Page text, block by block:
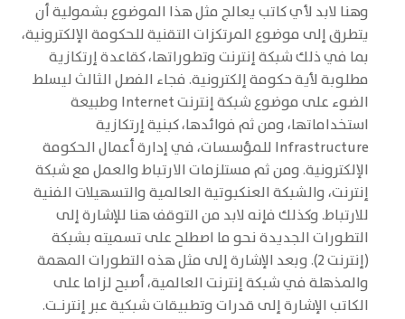
وهنا لابد لأي كاتب يعالج مثل هذا الموضوع بشمولية أن
يتطرق إلى موضوع المرتكزات التقنية للحكومة الإلكترونية،
بما في ذلك شبكة إنترنت وتطوراتها، كقاعدة إرتكازية
مطلوبة لأية حكومة إلكترونية. فجاء الفصل الثالث ليسلط
الضوء على موضوع شبكة إنترنت Internet وطبيعة
استخداماتها، ومن ثم فوائدها، كبنية إرتكازية
Infrastructure للمؤسسات، في إدارة أعمال الحكومة
الإلكترونية. ومن ثم مستلزمات الارتباط والعمل مع شبكة
إنترنت، والشبكة العنكبوتية العالمية والتسهيلات الفنية
للارتباط. وكذلك فإنه لابد من التوقف هنا للإشارة إلى
التطورات الجديدة نحو ما اصطلح على تسميته بشبكة
(إنترنت 2). وبعد الإشارة إلى مثل هذه التطورات المهمة
والمذهلة في شبكة إنترنت العالمية، أصبح لزاما على
الكاتب الإشارة إلى قدرات وتطبيقات شبكية عبر إنترنـت.